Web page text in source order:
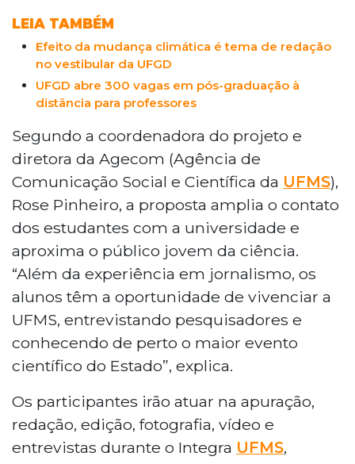
outubro. O projeto, que existe desde 2017,
já envolveu mais de 200 alunos e 40
tutores de 66 escolas, tendo como
objetivo estimular a educomunicação e
aproximar jovens da ciência.
LEIA TAMBÉM
Efeito da mudança climática é tema de redação
no vestibular da UFGD
UFGD abre 300 vagas em pós-graduação à
distância para professores
Segundo a coordenadora do projeto e
diretora da Agecom (Agência de
Comunicação Social e Científica da UFMS),
Rose Pinheiro, a proposta amplia o contato
dos estudantes com a universidade e
aproxima o público jovem da ciência.
“Além da experiência em jornalismo, os
alunos têm a oportunidade de vivenciar a
UFMS, entrevistando pesquisadores e
conhecendo de perto o maior evento
científico do Estado”, explica.
Os participantes irão atuar na apuração,
redação, edição, fotografia, vídeo e
entrevistas durante o Integra UFMS,